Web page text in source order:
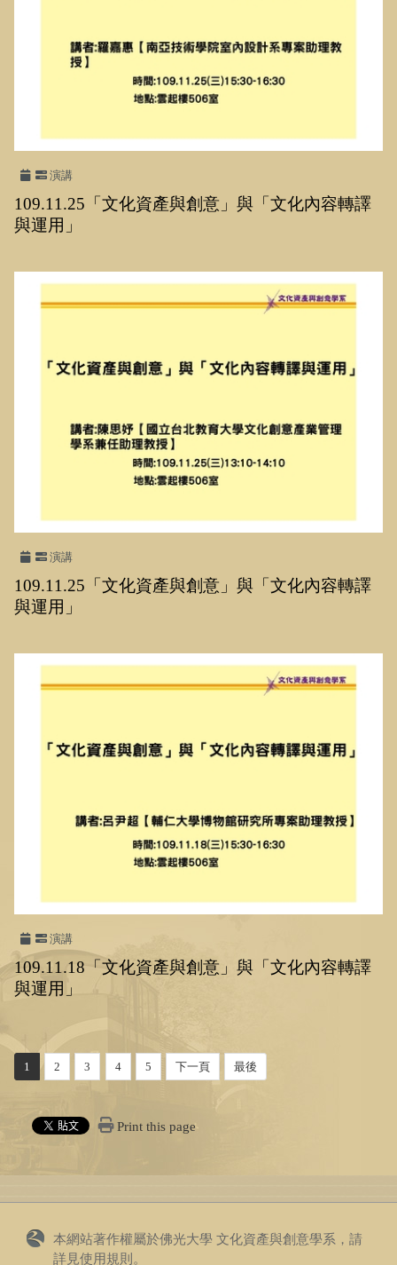
演講
109.11.25「文化資產與創意」與「文化內容轉譯
與運用」
演講
109.11.25「文化資產與創意」與「文化內容轉譯
與運用」
演講
109.11.18「文化資產與創意」與「文化內容轉譯
與運用」
1 2 3 4 5 下一頁 最後
Print this page
本網站著作權屬於佛光大學 文化資產與創意學系，請
詳見使用規則 。